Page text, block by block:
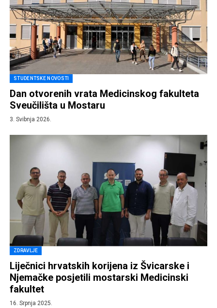
STUDENTSKE NOVOSTI
Dan otvorenih vrata Medicinskog fakulteta
Sveučilišta u Mostaru
3. Svibnja 2026.
ZDRAVLJE
Liječnici hrvatskih korijena iz Švicarske i
Njemačke posjetili mostarski Medicinski
fakultet
16. Srpnja 2025.